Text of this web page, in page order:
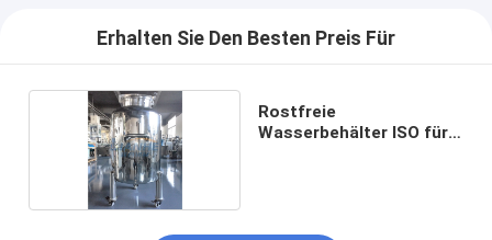
Erhalten Sie Den Besten Preis Für
Rostfreie
Wasserbehälter ISO für